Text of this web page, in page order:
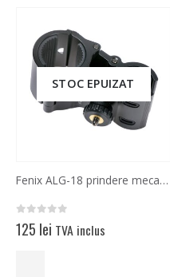
STOC EPUIZAT
Fenix ALG-18 prindere mecanica pentru lanterne
0 out of 5
125 lei TVA inclus